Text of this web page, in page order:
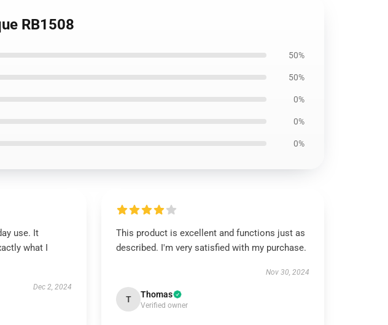
RB1508
50%
50%
0%
0%
0%
use. It
what I
Dec 2, 2024
This product is excellent and functions just as
described. I'm very satisfied with my purchase.
Nov 30, 2024
T Thomas
Verified owner